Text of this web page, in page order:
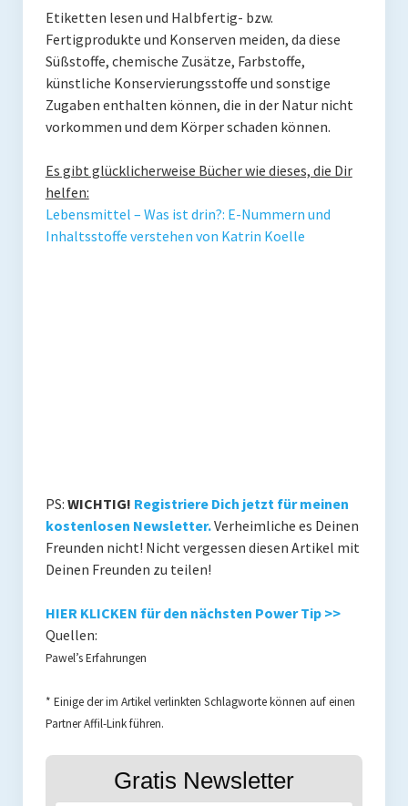
Etiketten lesen und Halbfertig- bzw.
Fertigprodukte und Konserven meiden, da diese
Süßstoffe, chemische Zusätze, Farbstoffe,
künstliche Konservierungsstoffe und sonstige
Zugaben enthalten können, die in der Natur nicht
vorkommen und dem Körper schaden können.
Es gibt glücklicherweise Bücher wie dieses, die Dir
helfen:
Lebensmittel – Was ist drin?: E-Nummern und
Inhaltsstoffe verstehen von Katrin Koelle
PS: WICHTIG! Registriere Dich jetzt für meinen
kostenlosen Newsletter.Verheimliche es Deinen
Freunden nicht! Nicht vergessen diesen Artikel mit
Deinen Freunden zu teilen!
HIER KLICKEN für den nächsten Power Tip >>
Quellen:
Pawel’s Erfahrungen
* Einige der im Artikel verlinkten Schlagworte können auf einen
Partner Affil-Link führen.
Gratis Newsletter